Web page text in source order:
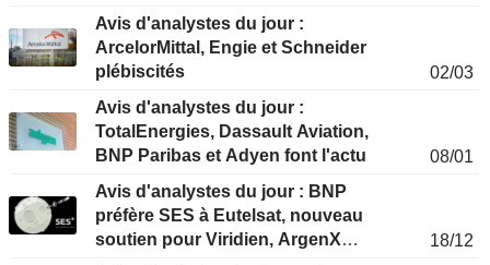
Avis d'analystes du jour :
ArcelorMittal, Engie et Schneider
plébiscités
02/03
Avis d'analystes du jour :
TotalEnergies, Dassault Aviation,
BNP Paribas et Adyen font l'actu
08/01
Avis d'analystes du jour : BNP
préfère SES à Eutelsat, nouveau
soutien pour Viridien, ArgenX
18/12